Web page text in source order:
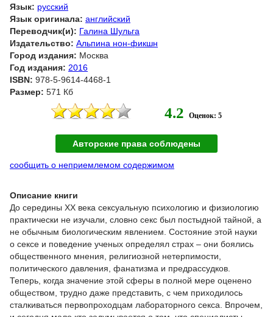
Язык: русский
Язык оригинала: английский
Переводчик(и): Галина Шульга
Издательство: Альпина нон-фикшн
Город издания: Москва
Год издания: 2016
ISBN: 978-5-9614-4468-1
Размер: 571 Кб
4.2 Оценок: 5
Авторские права соблюдены
сообщить о неприемлемом содержимом
Описание книги
До середины XX века сексуальную психологию и физиологию
практически не изучали, словно секс был постыдной тайной, а
не обычным биологическим явлением. Состояние этой науки
о сексе и поведение ученых определял страх – они боялись
общественного мнения, религиозной нетерпимости,
политического давления, фанатизма и предрассудков.
Теперь, когда значение этой сферы в полной мере оценено
обществом, трудно даже представить, с чем приходилось
сталкиваться первопроходцам лабораторного секса. Впрочем,